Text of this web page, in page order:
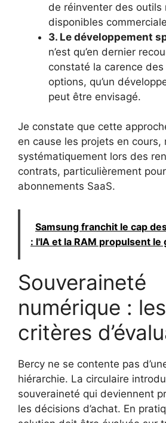
de réinventer des outils
disponibles
3. Le développement
n’est qu’en dernier
constaté la carence
options, qu’un
peut être envisagé.
Je constate que cette
en cause les projets en cours,
systématiquement lors des
contrats, particulièrement
abonnements SaaS.
Samsung franchit le cap
: l'IA et la RAM propulsent le
Souveraineté
numérique :
critères
Bercy ne se contente pas
hiérarchie. La circulaire
souveraineté qui deviennent
les décisions d’achat. En